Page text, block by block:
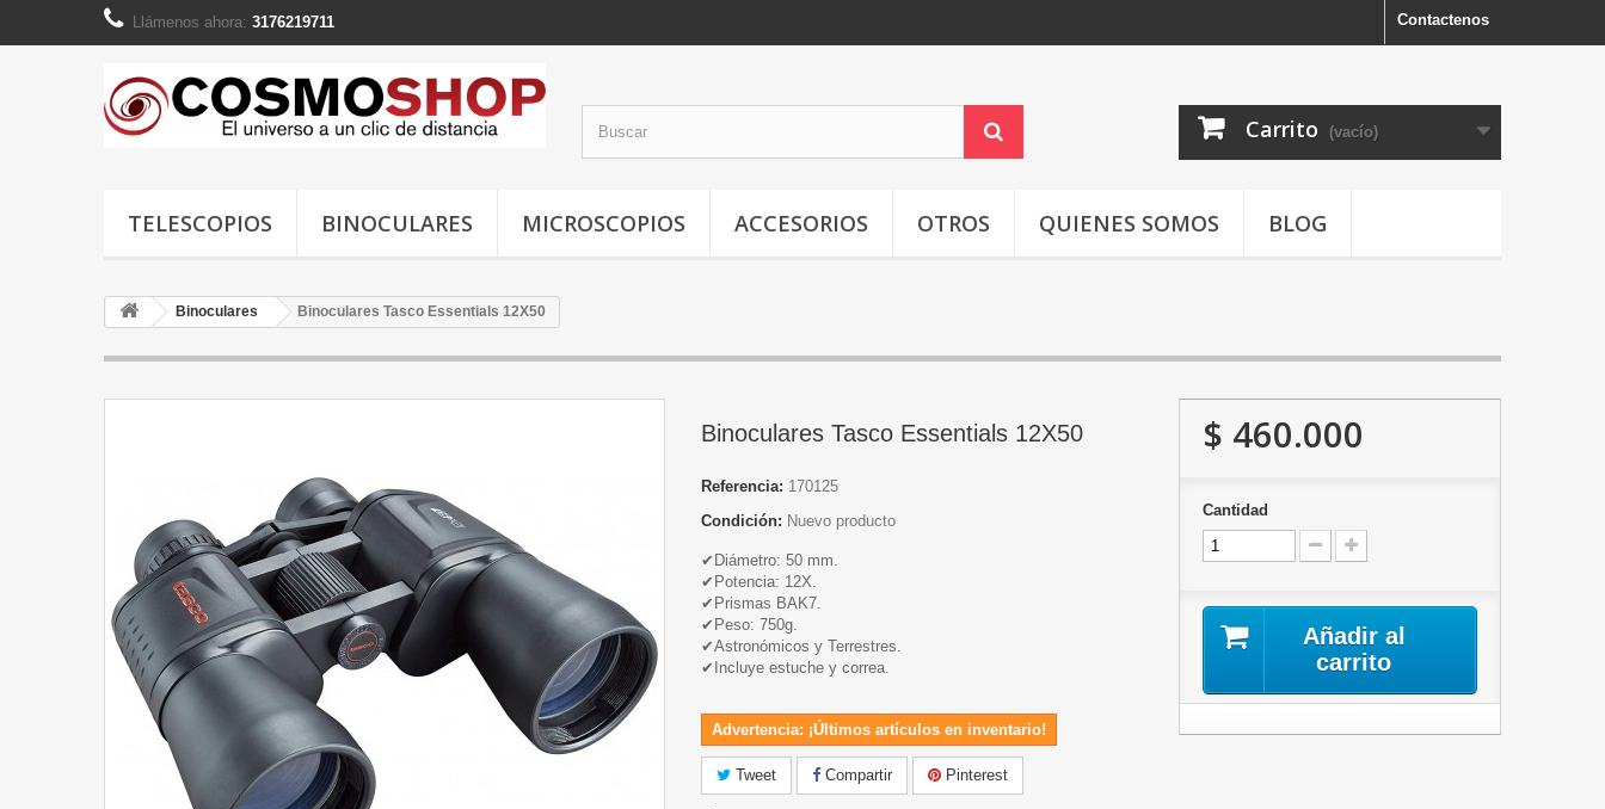
Contactenos
Llámenos ahora: 3176219711
Carrito (vacío)
TELESCOPIOS BINOCULARES MICROSCOPIOS ACCESORIOS OTROS QUIENES SOMOS BLOG
Binoculares Binoculares Tasco Essentials 12X50
Binoculares Tasco Essentials 12X50
Referencia: 170125
Condición: Nuevo producto
✔ Diámetro: 50 mm.
✔ Potencia: 12X.
✔ Prismas BAK7.
✔ Peso: 750g.
✔Astronómicos y Terrestres.
✔ Incluye estuche y correa.
Advertencia: ¡Últimos artículos en inventario!
Tweet Compartir Pinterest
$ 460.000
Cantidad
Añadir al
carrito